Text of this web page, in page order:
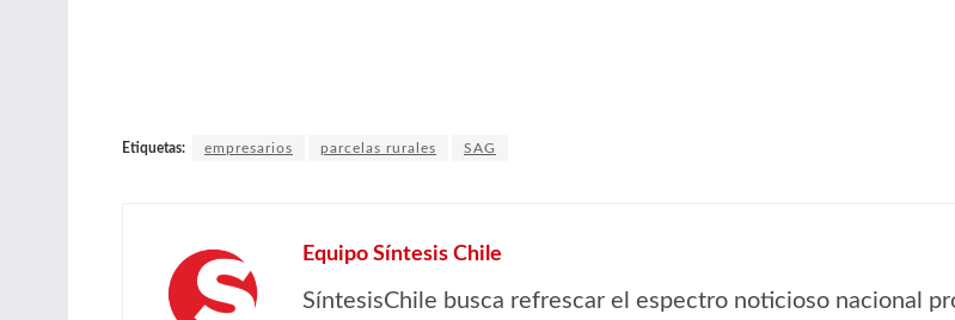
Etiquetas: empresarios parcelas rurales SAG
Equipo Síntesis Chile
SíntesisChile busca refrescar el espectro noticioso nacional